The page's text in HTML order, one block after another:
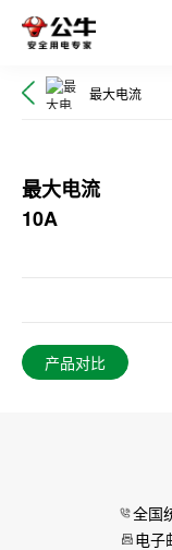
最大电流
最大电流
10A
产品对比
全国
电子